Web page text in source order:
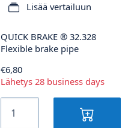
Lisää vertailuun
QUICK BRAKE ® 32.328
Flexible brake pipe
€6,80
Lähetys 28 business days